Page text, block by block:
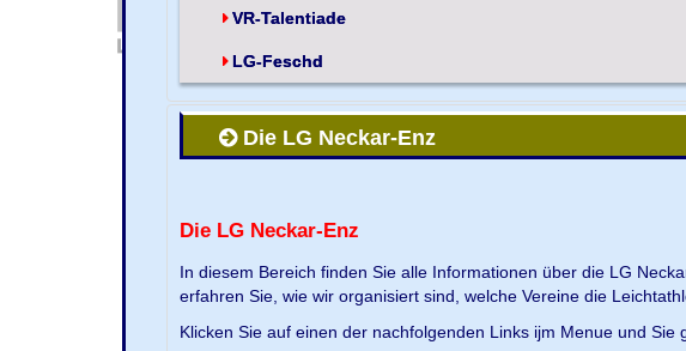
VR-Talentiade
LG-Feschd
Die LG Neckar-Enz
Die LG Neckar-Enz
In diesem Bereich finden Sie alle Informationen über die LG
erfahren Sie, wie wir organisiert sind, welche Vereine die
Klicken Sie auf einen der nachfolgenden Links ijm Menue und